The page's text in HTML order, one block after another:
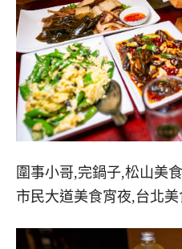
圍事小哥,完鍋子,松山美
市民大道美食宵夜,台北美